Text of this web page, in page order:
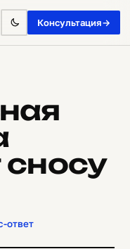
Консультация→
ответ